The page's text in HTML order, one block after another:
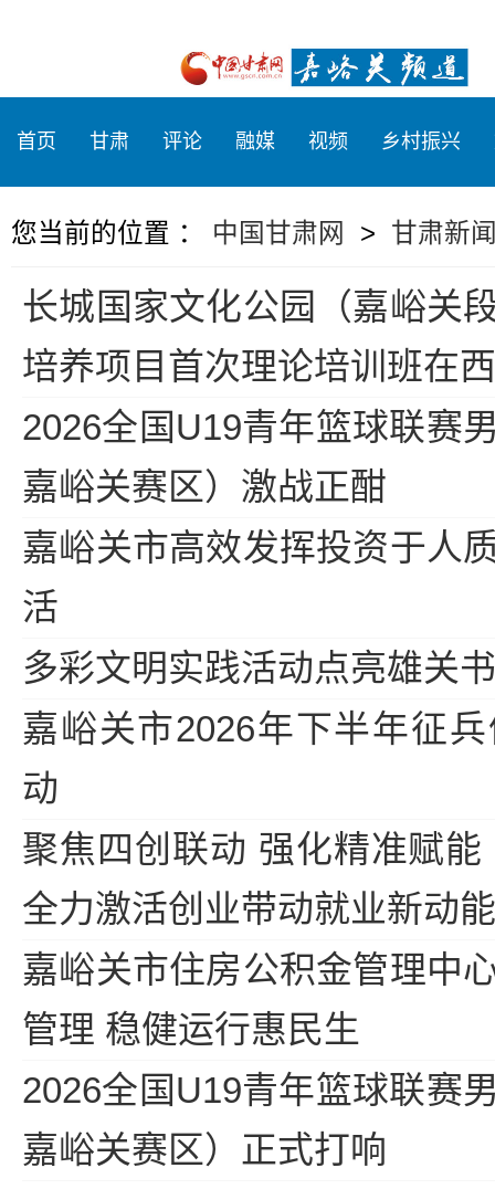
首页 甘肃 评论 融媒 视频 乡村振兴
您当前的位置 ： 中国甘肃网 > 甘肃新
长城国家文化公园（嘉峪关
培养项目首次理论培训班在
2026全国U19青年篮球联赛
嘉峪关赛区）激战正酣
嘉峪关市高效发挥投资于人
活
多彩文明实践活动点亮雄关
嘉峪关市2026年下半年征
动
聚焦四创联动 强化精准赋
全力激活创业带动就业新动能
嘉峪关市住房公积金管理
管理 稳健运行惠民生
2026全国U19青年篮球联赛
嘉峪关赛区）正式打响